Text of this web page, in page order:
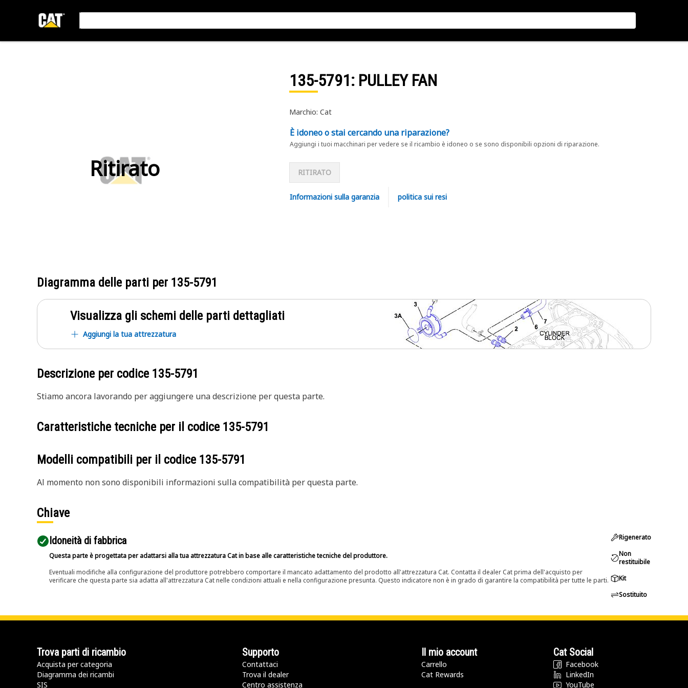
Ritirato
135-5791: PULLEY FAN
Marchio: Cat
È idoneo o stai cercando una riparazione?
Aggiungi i tuoi macchinari per vedere se il ricambio è idoneo o se sono disponibili opzioni di riparazione.
RITIRATO
Informazioni sulla garanzia politica sui resi
Diagramma delle parti per 135-5791
Visualizza gli schemi delle parti dettagliati
Aggiungi la tua attrezzatura
Descrizione per codice 135-5791
Stiamo ancora lavorando per aggiungere una descrizione per questa parte.
Caratteristiche tecniche per il codice 135-5791
Modelli compatibili per il codice 135-5791
Al momento non sono disponibili informazioni sulla compatibilità per questa parte.
Chiave
Idoneità di fabbrica
Questa parte è progettata per adattarsi alla tua attrezzatura Cat in base alle caratteristiche tecniche del produttore.
Eventuali modifiche alla configurazione del produttore potrebbero comportare il mancato adattamento del prodotto all'attrezzatura Cat. Contatta il dealer Cat prima dell'acquisto per
verificare che questa parte sia adatta all'attrezzatura Cat nelle condizioni attuali e nella configurazione presunta. Questo indicatore non è in grado di garantire la compatibilità per tutte le parti.
Rigenerato
Non
restituibile
Kit
Sostituito
Trova parti di ricambio
Acquista per categoria
Diagramma dei ricambi
SIS
Supporto
Contattaci
Trova il dealer
Centro assistenza
Il mio account
Carrello
Cat Rewards
Cat Social
Facebook
LinkedIn
YouTube